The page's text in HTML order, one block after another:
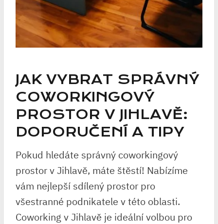
JAK VYBRAT SPRÁVNÝ
COWORKINGOVÝ
PROSTOR V JIHLAVĚ:
DOPORUČENÍ A TIPY
Pokud hledáte správný coworkingový
prostor v Jihlavě, máte štěstí! Nabízíme
vám nejlepší sdílený prostor pro
všestranné podnikatele v této oblasti.
Coworking v Jihlavě je ideální volbou pro